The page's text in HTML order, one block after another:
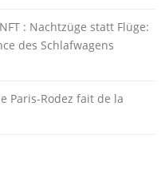
: Nachtzüge statt Flüge:
des Schlafwagens
Paris-Rodez fait de la